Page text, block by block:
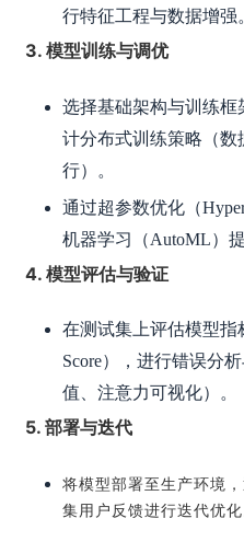
行特征工程与数据增强
3. 模型训练与调优
选择基础架构与训练框
计分布式训练策略（
行）。
通过超参数优化（
机器学习（AutoML）
4. 模型评估与验证
在测试集上评估模型指
Score），进行错误分
值、注意力可视化）。
5. 部署与迭代
将模型部署至生产环境
集用户反馈进行迭代优化